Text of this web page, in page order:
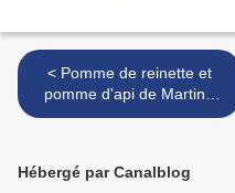
< Pomme de reinette et
pomme d'api de Martine
Roland
Hébergé par Canalblog